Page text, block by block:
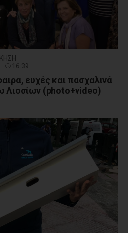
16:39
ευχές και πασχαλινά
(photo+video)